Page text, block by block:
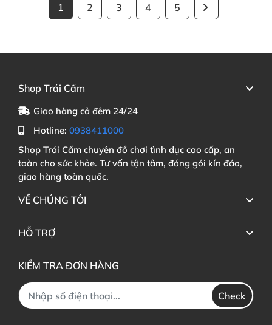
1 2 3 4 5
Shop Trái Cấm
Giao hàng cả đêm 24/24
Hotline: 0938411000
Shop Trái Cấm chuyên đồ chơi tình dục cao cấp, an
toàn cho sức khỏe. Tư vấn tận tâm, đóng gói kín đáo,
giao hàng toàn quốc.
VỀ CHÚNG TÔI
HỖ TRỢ
KIỂM TRA ĐƠN HÀNG
Check